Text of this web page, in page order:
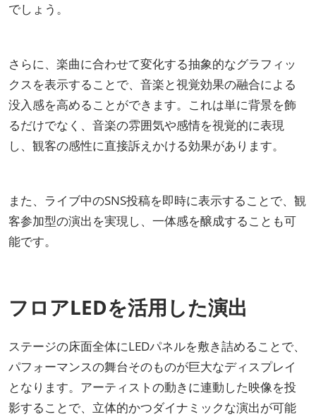
でしょう。
さらに、楽曲に合わせて変化する抽象的なグラフィッ
クスを表示することで、音楽と視覚効果の融合による
没入感を高めることができます。これは単に背景を飾
るだけでなく、音楽の雰囲気や感情を視覚的に表現
し、観客の感性に直接訴えかける効果があります。
また、ライブ中のSNS投稿を即時に表示することで、観
客参加型の演出を実現し、一体感を醸成することも可
能です。
フロアLEDを活用した演出
ステージの床面全体にLEDパネルを敷き詰めることで、
パフォーマンスの舞台そのものが巨大なディスプレイ
となります。アーティストの動きに連動した映像を投
影することで、立体的かつダイナミックな演出が可能